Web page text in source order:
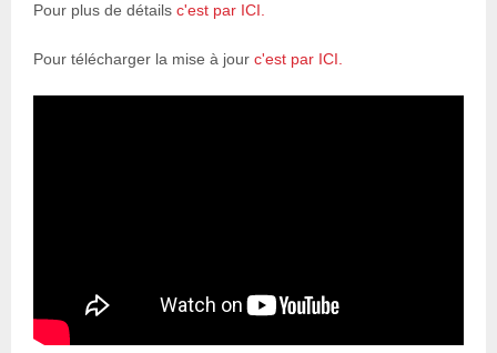
Pour plus de détails c'est par ICI.
Pour télécharger la mise à jour c'est par ICI.